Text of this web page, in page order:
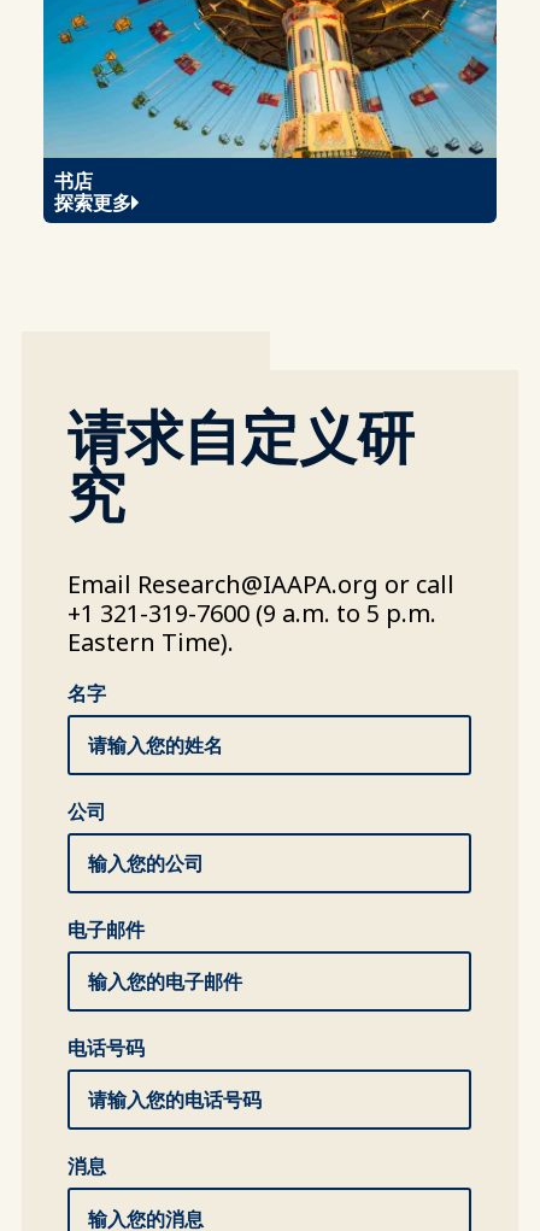
书店
探索更多
请求自定义研
究
Email Research@IAAPA.org or call
+1 321-319-7600 (9 a.m. to 5 p.m.
Eastern Time).
名字
公司
电子邮件
电话号码
消息